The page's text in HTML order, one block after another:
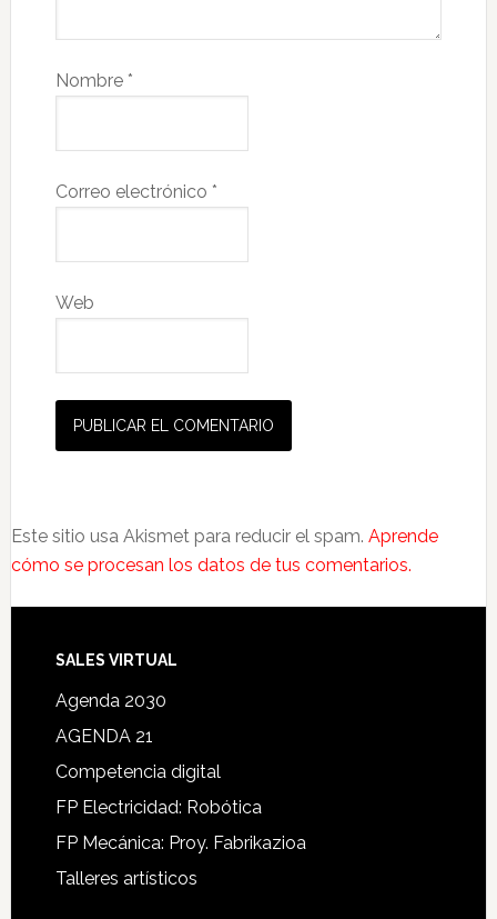
Nombre *
Correo electrónico *
Web
Este sitio usa Akismet para reducir el spam. Aprende
cómo se procesan los datos de tus comentarios.
SALES VIRTUAL
Agenda 2030
AGENDA 21
Competencia digital
FP Electricidad: Robótica
FP Mecánica: Proy. Fabrikazioa
Talleres artísticos